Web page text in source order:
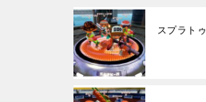
スプラト